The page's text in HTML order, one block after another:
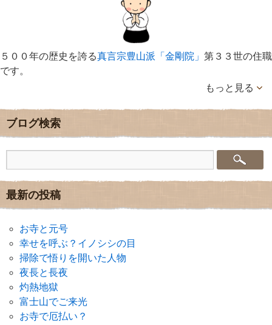
５００年の歴史を誇る真言宗豊山派「金剛院」 第３３世の住職
です。
もっと見る
ブログ検索
最新の投稿
お寺と元号
幸せを呼ぶ？イノシシの目
掃除で悟りを開いた人物
夜長と長夜
灼熱地獄
富士山でご来光
お寺で厄払い？